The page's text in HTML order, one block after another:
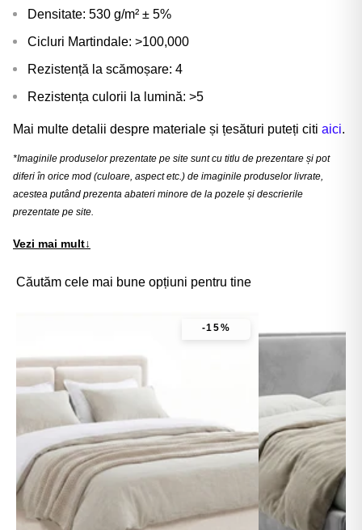
Densitate: 530 g/m² ± 5%
Cicluri Martindale: >100,000
Rezistență la scămoșare: 4
Rezistența culorii la lumină: >5
Mai multe detalii despre materiale și țesături puteți citi aici.
*Imaginile produselor prezentate pe site sunt cu titlu de prezentare și pot
diferi în orice mod (culoare, aspect etc.) de imaginile produselor livrate,
acestea putând prezenta abateri minore de la pozele și descrierile
prezentate pe site.
Vezi mai mult↓
Căutăm cele mai bune opțiuni pentru tine
-15%